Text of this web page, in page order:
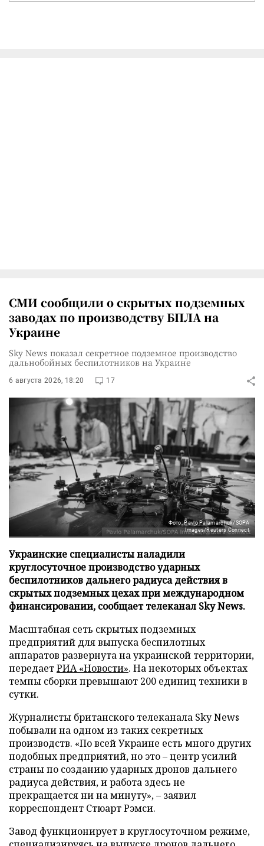
СМИ сообщили о скрытых подземных
заводах по производству БПЛА на
Украине
Sky News показал секретное подземное производство
дальнобойных беспилотников на Украине
6 августа 2026, 18:20 17
Фото: Pavlo Palamarchuk/SOPA
Images/Reuters Connect
Украинские специалисты наладили
круглосуточное производство ударных
беспилотников дальнего радиуса действия в
скрытых подземных цехах при международном
финансировании, сообщает телеканал Sky News.
Масштабная сеть скрытых подземных
предприятий для выпуска беспилотных
аппаратов развернута на украинской территории,
передаетРИА «Новости». На некоторых объектах
темпы сборки превышают 200 единиц техники в
сутки.
Журналисты британского телеканала Sky News
побывали на одном из таких секретных
производств. «По всей Украине есть много других
подобных предприятий, но это – центр усилий
страны по созданию ударных дронов дальнего
радиуса действия, и работа здесь не
прекращается ни на минуту», – заявил
корреспондент Стюарт Рэмси.
Завод функционирует в круглосуточном режиме,